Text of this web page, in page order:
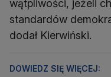
wątpliwości, jeżeli
standardów
dodał Kierwiński.
DOWIEDZ SIĘ WIĘCEJ: